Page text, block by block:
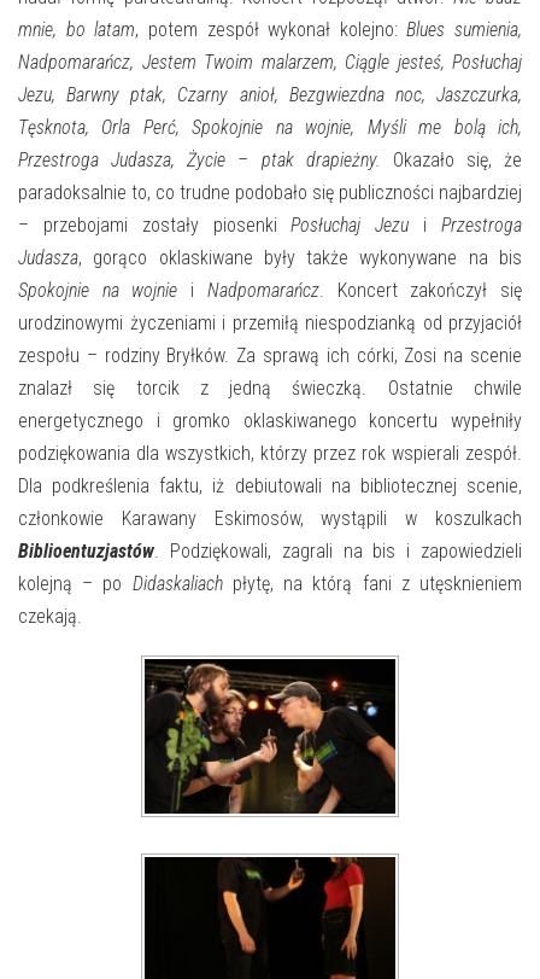
mnie, bo latam, potem zespół wykonał kolejno:Blues sumienia,
Nadpomarańcz, Jestem Twoim malarzem, Ciągle jesteś, Posłuchaj
Jezu, Barwny ptak, Czarny anioł, Bezgwiezdna noc, Jaszczurka,
Tęsknota, Orla Perć, Spokojnie na wojnie, Myśli me bolą ich,
Przestroga Judasza, Życie – ptak drapieżny. Okazało się, że
paradoksalnie to, co trudne podobało się publiczności najbardziej
– przebojami zostały piosenkiPosłuchaj Jezu iPrzestroga
Judasza, gorąco oklaskiwane były także wykonywane na bis
Spokojnie na wojnie i Nadpomarańcz. Koncert zakończył się
urodzinowymi życzeniami i przemiłą niespodzianką od przyjaciół
zespołu – rodziny Bryłków. Za sprawą ich córki, Zosi na scenie
znalazł się torcik z jedną świeczką. Ostatnie chwile
energetycznego i gromko oklaskiwanego koncertu wypełniły
podziękowania dla wszystkich, którzy przez rok wspierali zespół.
Dla podkreślenia faktu, iż debiutowali na bibliotecznej scenie,
członkowie Karawany Eskimosów, wystąpili w koszulkach
Biblioentuzjastów. Podziękowali, zagrali na bis i zapowiedzieli
kolejną – po Didaskaliachpłytę, na którą fani z utęsknieniem
czekają.